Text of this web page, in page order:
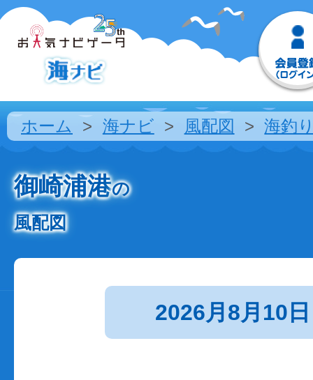
ホーム 海ナビ 風配図 海釣
御崎浦港の
風配図
2026月8月10日